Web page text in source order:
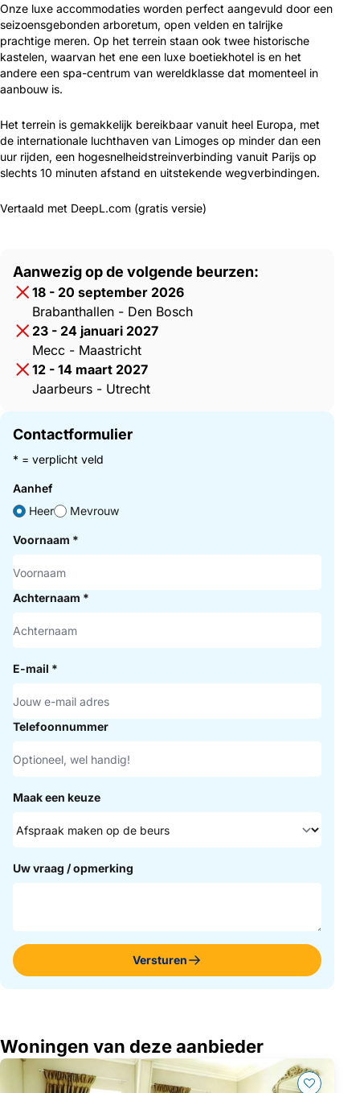
Onze luxe accommodaties worden perfect aangevuld door een
seizoensgebonden arboretum, open velden en talrijke
prachtige meren. Op het terrein staan ook twee historische
kastelen, waarvan het ene een luxe boetiekhotel is en het
andere een spa-centrum van wereldklasse dat momenteel in
aanbouw is.
Het terrein is gemakkelijk bereikbaar vanuit heel Europa, met
de internationale luchthaven van Limoges op minder dan een
uur rijden, een hogesnelheidstreinverbinding vanuit Parijs op
slechts 10 minuten afstand en uitstekende wegverbindingen.
Vertaald met DeepL.com (gratis versie)
Aanwezig op de volgende beurzen:
18 - 20 september 2026
Brabanthallen - Den Bosch
23 - 24 januari 2027
Mecc - Maastricht
12 - 14 maart 2027
Jaarbeurs - Utrecht
Contactformulier
* = verplicht veld
Aanhef
Heer
Mevrouw
Voornaam *
Achternaam *
E-mail *
Telefoonnummer
Maak een keuze
Uw vraag / opmerking
Versturen
Woningen van deze aanbieder